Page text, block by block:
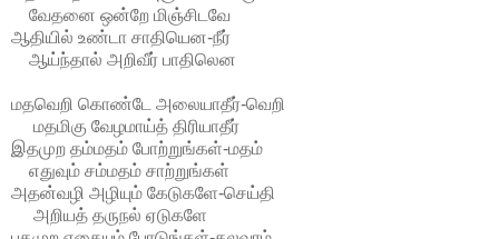
வேதனை ஒன்றே மிஞ்சிடவே
ஆதியில் உண்டா சாதியென-நீர்
ஆய்ந்தால் அறிவீர் பாதிலென
மதவெறி கொண்டே அலையாதீர்-வெறி
மதமிகு வேழமாய்த் திரியாதீர்
இதமுற தம்மதம் போற்றுங்கள்-மதம்
எதுவும் சம்மதம் சாற்றுங்கள்
அதன்வழி அழியும் கேடுகளே-செய்தி
அறியத் தருநல் ஏடுகளே